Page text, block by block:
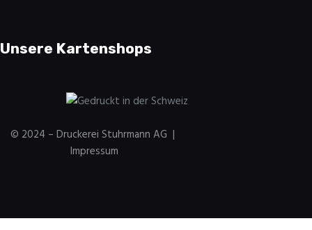
Unsere Kartenshops
© 2024 – Druckerei Stuhrmann AG |
Impressum